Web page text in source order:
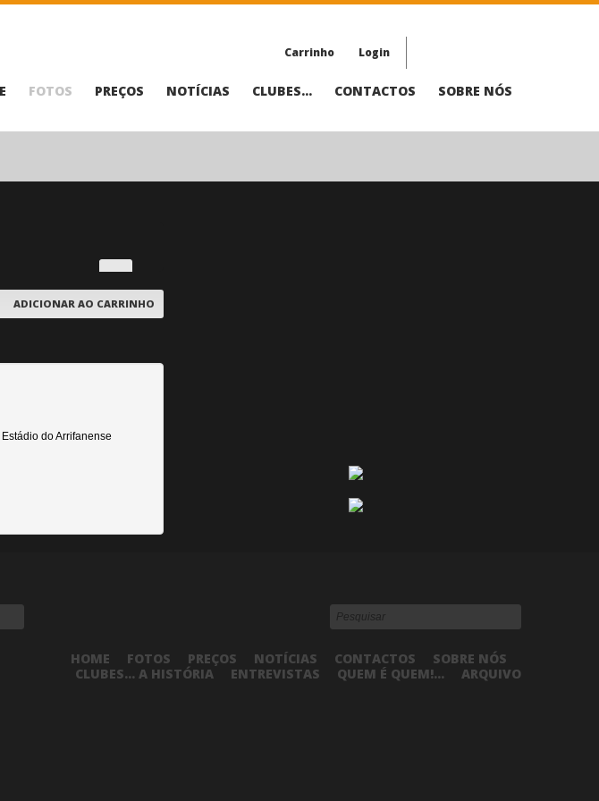
Carrinho Login
FOTOS PREÇOS NOTÍCIAS CLUBES... CONTACTOS SOBRE NÓS
ADICIONAR AO CARRINHO
do Arrifanense
HOME FOTOS PREÇOS NOTÍCIAS CONTACTOS
SOBRE NÓS
CLUBES... A HISTÓRIA
ENTREVISTAS QUEM É QUEM!... ARQUIVO